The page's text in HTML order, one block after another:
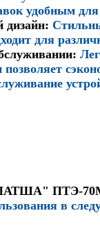
удобным для
дизайн:
для
:
позволяет
ПТЭ-
в